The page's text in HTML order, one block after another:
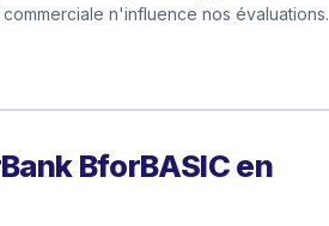
n'influence nos évaluations.
BforBASIC en